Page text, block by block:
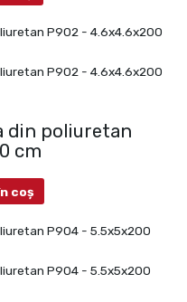
din poliuretan
cm
coș